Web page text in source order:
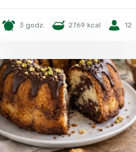
3 godz. 2769 kcal 12